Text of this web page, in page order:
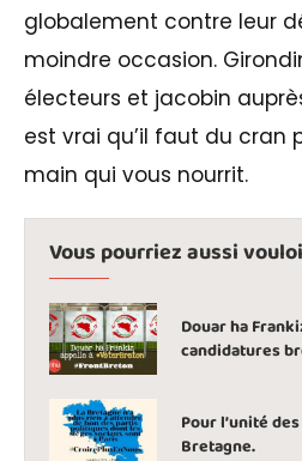
globalement contre leur
moindre occasion.
électeurs et jacobin
est vrai qu’il faut du cran
main qui vous nourrit.
Vous pourriez aussi
Douar ha
candidatures
Pour l’unité
Bretagne.